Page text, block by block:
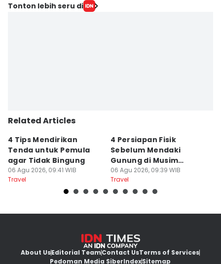
Tonton lebih seru di
Related Articles
4 Tips Mendirikan
Tenda untuk Pemula
agar Tidak Bingung
06 Agu 2026, 09:41 WIB
Travel
4 Persiapan Fisik
Sebelum Mendaki
Gunung di Musim
Kemarau
06 Agu 2026, 09:39 WIB
Travel
About UsEditorial TeamContact UsTerms of Services
Pedoman Media SiberIndexSitemap